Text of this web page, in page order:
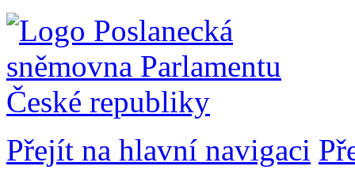
Přejít na hlavní navigaci